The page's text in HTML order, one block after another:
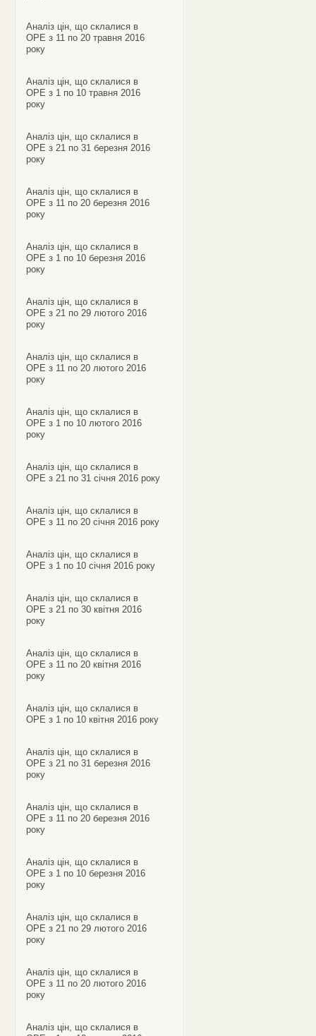
Аналіз цін, що склалися в
ОРЕ з 11 по 20 травня 2016
року
Аналіз цін, що склалися в
ОРЕ з 1 по 10 травня 2016
року
Аналіз цін, що склалися в
ОРЕ з 21 по 31 березня 2016
року
Аналіз цін, що склалися в
ОРЕ з 11 по 20 березня 2016
року
Аналіз цін, що склалися в
ОРЕ з 1 по 10 березня 2016
року
Аналіз цін, що склалися в
ОРЕ з 21 по 29 лютого 2016
року
Аналіз цін, що склалися в
ОРЕ з 11 по 20 лютого 2016
року
Аналіз цін, що склалися в
ОРЕ з 1 по 10 лютого 2016
року
Аналіз цін, що склалися в
ОРЕ з 21 по 31 січня 2016 року
Аналіз цін, що склалися в
ОРЕ з 11 по 20 січня 2016 року
Аналіз цін, що склалися в
ОРЕ з 1 по 10 січня 2016 року
Аналіз цін, що склалися в
ОРЕ з 21 по 30 квітня 2016
року
Аналіз цін, що склалися в
ОРЕ з 11 по 20 квітня 2016
року
Аналіз цін, що склалися в
ОРЕ з 1 по 10 квітня 2016 року
Аналіз цін, що склалися в
ОРЕ з 21 по 31 березня 2016
року
Аналіз цін, що склалися в
ОРЕ з 11 по 20 березня 2016
року
Аналіз цін, що склалися в
ОРЕ з 1 по 10 березня 2016
року
Аналіз цін, що склалися в
ОРЕ з 21 по 29 лютого 2016
року
Аналіз цін, що склалися в
ОРЕ з 11 по 20 лютого 2016
року
Аналіз цін, що склалися в